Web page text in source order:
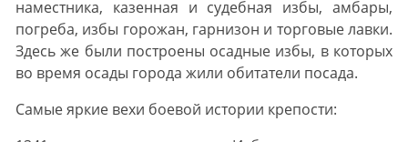
наместника, казенная и судебная избы, амбары,
погреба, избы горожан, гарнизон и торговые лавки.
Здесь же были построены осадные избы, в которых
во время осады города жили обитатели посада.
Самые яркие вехи боевой истории крепости: